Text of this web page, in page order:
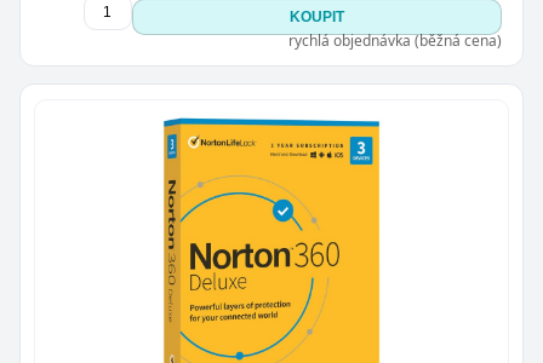
KOUPIT
rychlá objednávka (běžná cena)